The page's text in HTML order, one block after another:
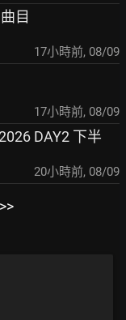
目
17小時前, 08/09
17小時前, 08/09
DAY2 下半
20小時前, 08/09